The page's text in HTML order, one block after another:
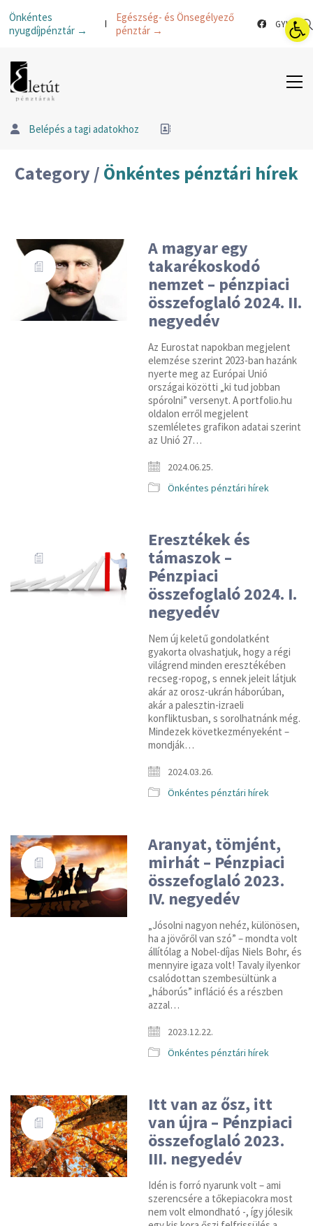
Önkéntes
nyugdíjpénztár →
Egészség- és Önsegélyező
pénztár →
GYIK
Belépés a tagi adatokhoz
Category / Önkéntes pénztári hírek
A magyar egy
takarékoskodó
nemzet – pénzpiaci
összefoglaló 2024. II.
negyedév
Az Eurostat napokban megjelent
elemzése szerint 2023-ban hazánk
nyerte meg az Európai Unió
országai közötti „ki tud jobban
spórolni” versenyt. A portfolio.hu
oldalon erről megjelent
szemléletes grafikon adatai szerint
az Unió 27…
2024.06.25.
Önkéntes pénztári hírek
Eresztékek és
támaszok –
Pénzpiaci
összefoglaló 2024. I.
negyedév
Nem új keletű gondolatként
gyakorta olvashatjuk, hogy a régi
világrend minden eresztékében
recseg-ropog, s ennek jeleit látjuk
akár az orosz-ukrán háborúban,
akár a palesztin-izraeli
konfliktusban, s sorolhatnánk még.
Mindezek következményeként –
mondják…
2024.03.26.
Önkéntes pénztári hírek
Aranyat, tömjént,
mirhát – Pénzpiaci
összefoglaló 2023.
IV. negyedév
„Jósolni nagyon nehéz, különösen,
ha a jövőről van szó” – mondta volt
állítólag a Nobel-díjas Niels Bohr, és
mennyire igaza volt! Tavaly ilyenkor
csalódottan szembesültünk a
„háborús” infláció és a részben
azzal…
2023.12.22.
Önkéntes pénztári hírek
Itt van az ősz, itt
van újra – Pénzpiaci
összefoglaló 2023.
III. negyedév
Idén is forró nyarunk volt – ami
szerencsére a tőkepiacokra most
nem volt elmondható -, így jólesik